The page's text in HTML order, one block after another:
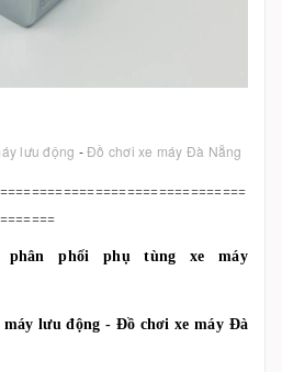
lưu động -Đồ chơi xe máy Đà Nẵng
phân phối phụ tùng xe máy
máy lưu động - Đồ chơi xe máy Đà